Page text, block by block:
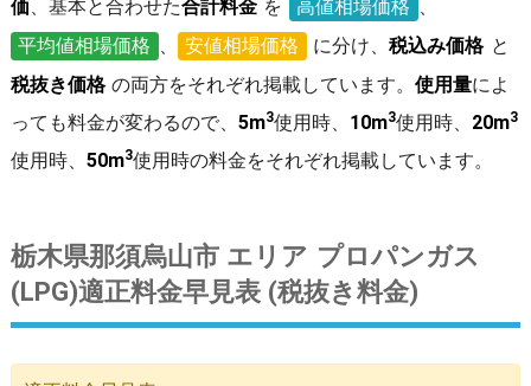
価、基本と合わせた合計料金を 高値相場価格 、
平均値相場価格 、 安値相場価格 に分け、税込み価格と
税抜き価格の両方をそれぞれ掲載しています。使用量によ
っても料金が変わるので、 5m3使用時、 10m3使用時、 20m3
使用時、 50m3使用時の料金をそれぞれ掲載しています。
栃木県那須烏山市 エリア プロパンガス
(LPG)適正料金早見表 (税抜き料金)